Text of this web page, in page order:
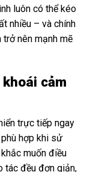
luôn có thể kéo
nhiều – và chính
nên mạnh mẽ
cảm
trực tiếp ngay
hợp khi sử
muốn điều
tác đều đơn giản,